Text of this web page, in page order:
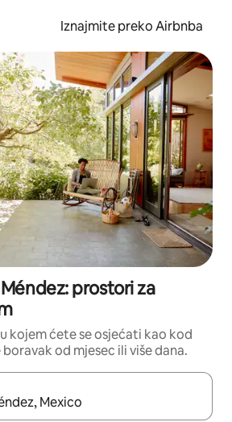
Iznajmite preko Airbnba
prostori za
kojem ćete se osjećati kao kod
od mjesec ili više dana.
rezultati, moći ćete ih pregledati